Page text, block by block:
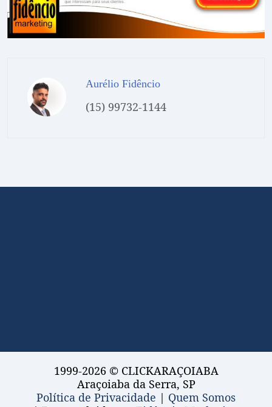
Aurélio Fidêncio
(15) 99732-1144
1999-2026 © CLICKARAÇOIABA
Araçoiaba da Serra, SP
Política de Privacidade | Quem Somos